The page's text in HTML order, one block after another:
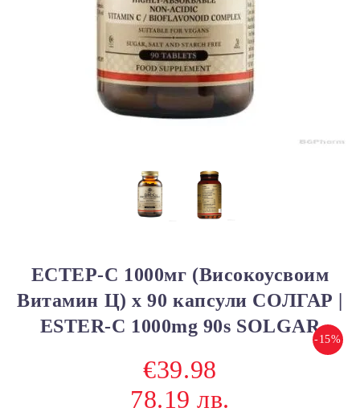
ЕСТЕР-С 1000мг (Високоусвоим
Витамин Ц) х 90 капсули СОЛГАР |
ESTER-C 1000mg 90s SOLGAR
-15%
€39.98
78.19 лв.